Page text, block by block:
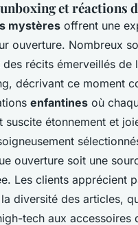
et réactions
mystères offrent une
ouverture. Nombreux
récits émerveillés de
décrivant ce moment
enfantines où
suscite étonnement et
ouverture soit une
Les clients apprécient
diversité des articles,
tech aux accessoires